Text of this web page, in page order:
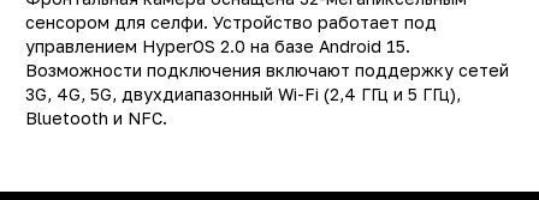
сенсором для селфи. Устройство работает под
управлением HyperOS 2.0 на базе Android 15.
Возможности подключения включают поддержку сетей
3G, 4G, 5G, двухдиапазонный Wi-Fi (2,4 ГГц и 5 ГГц),
Bluetooth и NFC.
данные
POCO M8